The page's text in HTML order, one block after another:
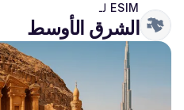
ESIM لـ
الشرق الأوسط